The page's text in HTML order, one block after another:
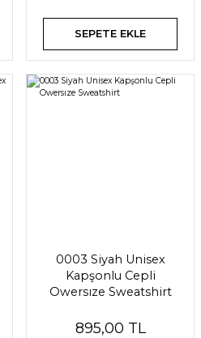
SEPETE EKLE
0003 Siyah Unisex
Kapşonlu Cepli
Owersıze Sweatshirt
895,00 TL